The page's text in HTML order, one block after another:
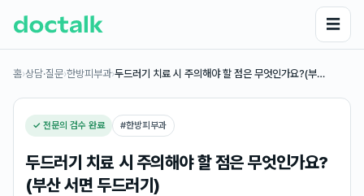
☰
홈›상담·질문›한방피부과›두드러기 치료 시 주의해야 할 점은 무엇인가요?(부…
✓ 전문의 검수 완료 #한방피부과
두드러기 치료 시 주의해야 할 점은 무엇인가요?
(부산 서면 두드러기)